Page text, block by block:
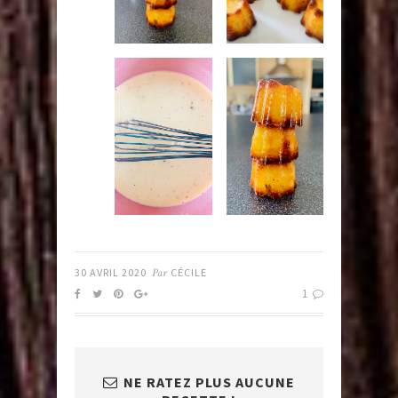
30 AVRIL 2020 Par CÉCILE
1
NE RATEZ PLUS AUCUNE